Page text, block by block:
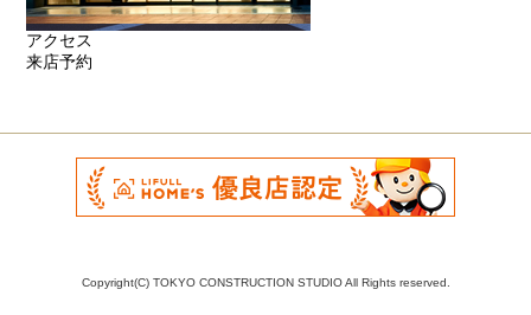
アクセス
来店予約
Copyright(C) TOKYO CONSTRUCTION STUDIO All Rights reserved.